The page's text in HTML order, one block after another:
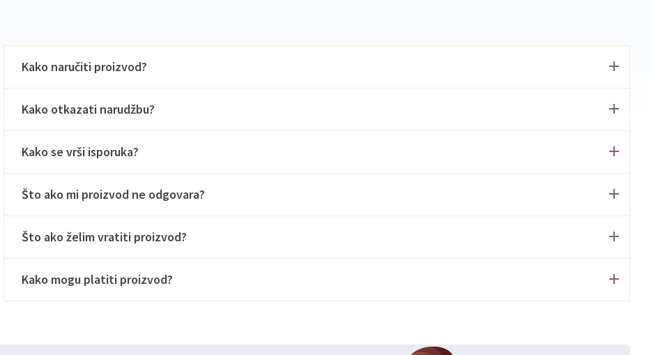
Kako naručiti proizvod?
Kako otkazati narudžbu?
Kako se vrši isporuka?
Što ako mi proizvod ne odgovara?
Što ako želim vratiti proizvod?
Kako mogu platiti proizvod?